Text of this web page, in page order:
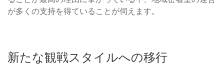
が多くの支持を得ていることが伺えます。
新たな観戦スタイルへの移行